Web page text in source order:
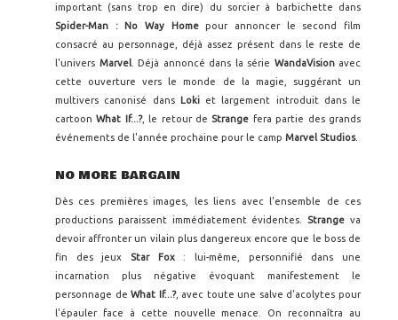
important (sans trop en dire) du sorcier à barbichette dans
Spider-Man : No Way Homepour annoncer le second film
consacré au personnage, déjà assez présent dans le reste de
l'univers Marvel. Déjà annoncé dans la série WandaVisionavec
cette ouverture vers le monde de la magie, suggérant un
multivers canonisé dans Lokiet largement introduit dans le
cartoonWhat If...?, le retour de Strange fera partie des grands
événements de l'année prochaine pour le camp Marvel Studios.
NO MORE BARGAIN
Dès ces premières images, les liens avec l'ensemble de ces
productions paraissent immédiatement évidentes. Strange va
devoir affronter un vilain plus dangereux encore que le boss de
fin des jeux Star Fox: lui-même, personnifié dans une
incarnation plus négative évoquant manifestement le
personnage deWhat If...?, avec toute une salve d'acolytes pour
l'épauler face à cette nouvelle menace. On reconnaîtra au